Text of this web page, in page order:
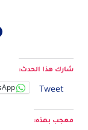
شارك هذا الحدث:
Tweet
معجب بهذه: